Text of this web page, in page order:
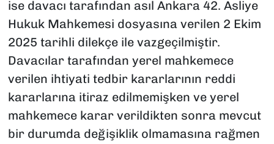
ise davacı tarafından asıl Ankara 42. Asliye
Hukuk Mahkemesi dosyasına verilen 2 Ekim
2025 tarihli dilekçe ile vazgeçilmiştir.
Davacılar tarafından yerel mahkemece
verilen ihtiyati tedbir kararlarının reddi
kararlarına itiraz edilmemişken ve yerel
mahkemece karar verildikten sonra mevcut
bir durumda değişiklik olmamasına rağmen